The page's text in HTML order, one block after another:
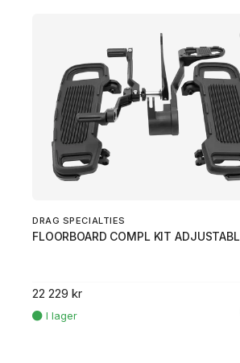
DRAG SPECIALTIES
FLOORBOARD COMPL KIT ADJUSTABL
22 229 kr